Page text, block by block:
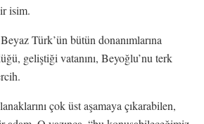
isim.
Türk’ün bütün donanımlarına
geliştiği vatanını, Beyoğlu’nu terk
çok üst aşamaya çıkarabilen,